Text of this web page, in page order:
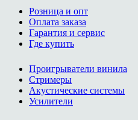
Розница и опт
Оплата заказа
Гарантия и сервис
Где купить
Проигрыватели винила
Стримеры
Акустические системы
Усилители